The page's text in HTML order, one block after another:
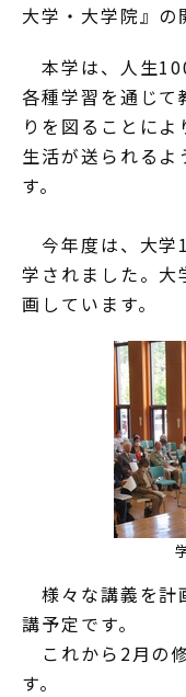
大学・大学院』の
本学は、人生
各種学習を通じて
りを図ることに
生活が送られるよ
す。
今年度は、大学
学されました。
画しています。
様々な講義を計
講予定です。
これから2月の
す。